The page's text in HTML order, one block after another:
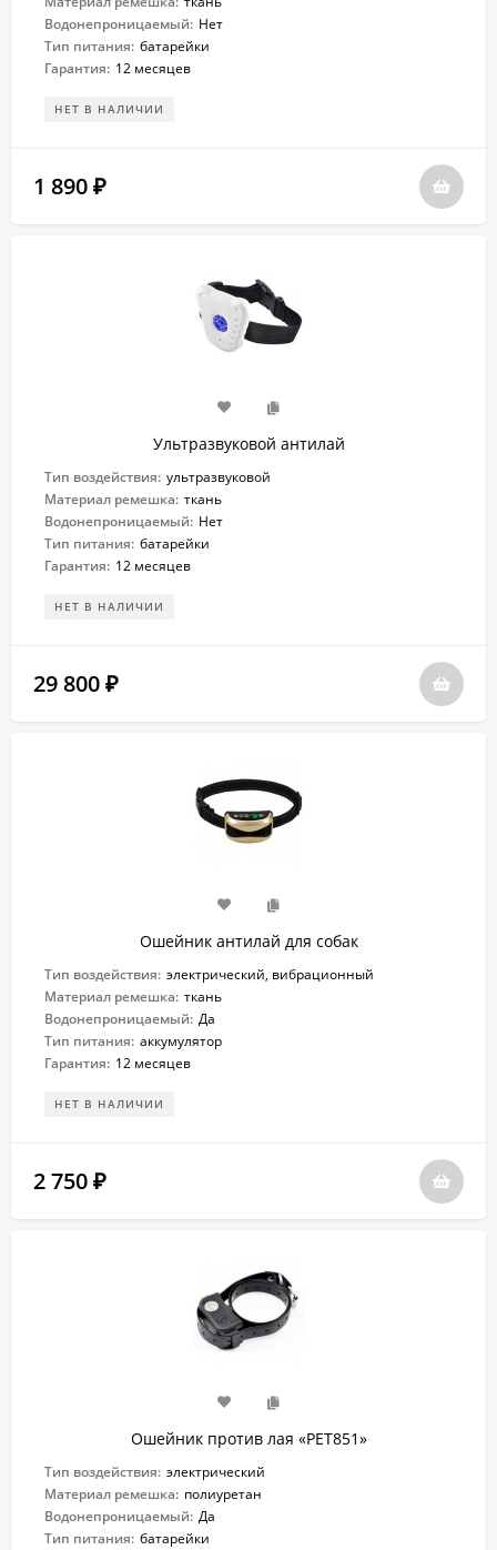
Водонепроницаемый: Нет
Тип питания: батарейки
Гарантия: 12 месяцев
НЕТ В НАЛИЧИИ
1 890 ₽
Ультразвуковой антилай
Тип воздействия: ультразвуковой
Материал ремешка: ткань
Водонепроницаемый: Нет
Тип питания: батарейки
Гарантия: 12 месяцев
НЕТ В НАЛИЧИИ
29 800 ₽
Ошейник антилай для собак
Тип воздействия: электрический, вибрационный
Материал ремешка: ткань
Водонепроницаемый: Да
Тип питания: аккумулятор
Гарантия: 12 месяцев
НЕТ В НАЛИЧИИ
2 750 ₽
Ошейник против лая «PET851»
Тип воздействия: электрический
Материал ремешка: полиуретан
Водонепроницаемый: Да
Тип питания: батарейки